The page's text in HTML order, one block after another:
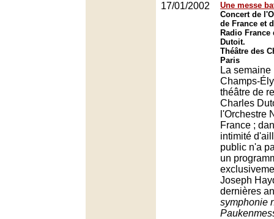
17/01/2002
Une messe
Concert de
de France et
Radio
Dutoit.
Théâtre des
Paris
La
Champs-
théâtre de
Charles
l'Orchestre
France ;
intimité
public n'a
un
Joseph
dernières
symphonie